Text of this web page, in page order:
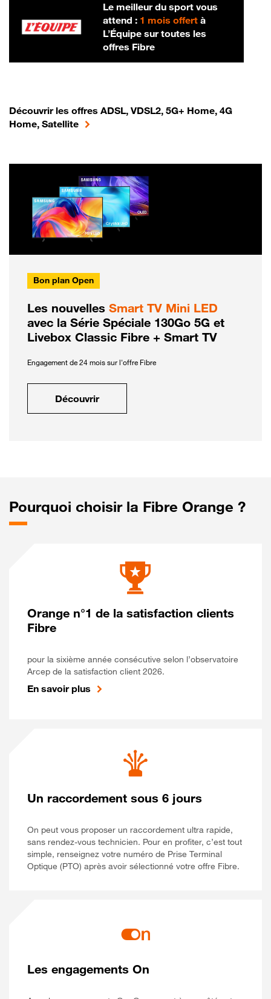
Le meilleur du sport vous
attend : 1 mois offertà
L’Équipe sur toutes les
offres Fibre
Découvrir les offres ADSL, VDSL2, 5G+ Home, 4G
Home, Satellite
Bon plan Open
Les nouvelles Smart TV Mini LED
avec la Série Spéciale 130Go 5G et
Livebox Classic Fibre + Smart TV
Engagement de 24 mois sur l'offre Fibre
Découvrir
Pourquoi choisir la Fibre Orange ?
Orange n°1 de la satisfaction clients
Fibre
pour la sixième année consécutive selon l’observatoire
Arcep de la satisfaction client 2026.
En savoir plus
Un raccordement sous 6 jours
On peut vous proposer un raccordement ultra rapide,
sans rendez-vous technicien. Pour en profiter, c’est tout
simple, renseignez votre numéro de Prise Terminal
Optique (PTO) après avoir sélectionné votre offre Fibre.
Les engagements On